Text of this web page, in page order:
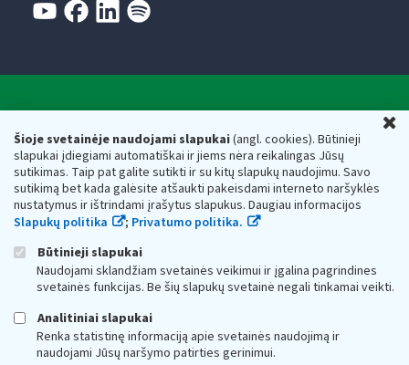
Šioje svetainėje naudojami slapukai(angl. cookies). Būtinieji
slapukai įdiegiami automatiškai ir jiems nėra reikalingas Jūsų
sutikimas. Taip pat galite sutikti ir su kitų slapukų naudojimu. Savo
sutikimą bet kada galėsite atšaukti pakeisdami interneto naršyklės
nustatymus ir ištrindami įrašytus slapukus. Daugiau informacijos
Slapukų politika
; Privatumo politika.
Būtinieji slapukai
Naudojami sklandžiam svetainės veikimui ir įgalina pagrindines
svetainės funkcijas. Be šių slapukų svetainė negali tinkamai veikti.
Analitiniai slapukai
Renka statistinę informaciją apie svetainės naudojimą ir
naudojami Jūsų naršymo patirties gerinimui.
Respublikos finansų ministerijos
Biudžetinė įstaiga. Juridinio asmens kodas — 188659752,
adresas: Vasario 16-osios g. 14, 01107 Vilnius, Lietuva, el.paštas:
vmi@vmi.lt, E. pristatymo dėžutės adresas 188659752
Duomenys apie Valstybinę mokesčių inspekciją prie Lietuvos
Respublikos finansų ministerijos kaupiami ir saugomi Juridinių